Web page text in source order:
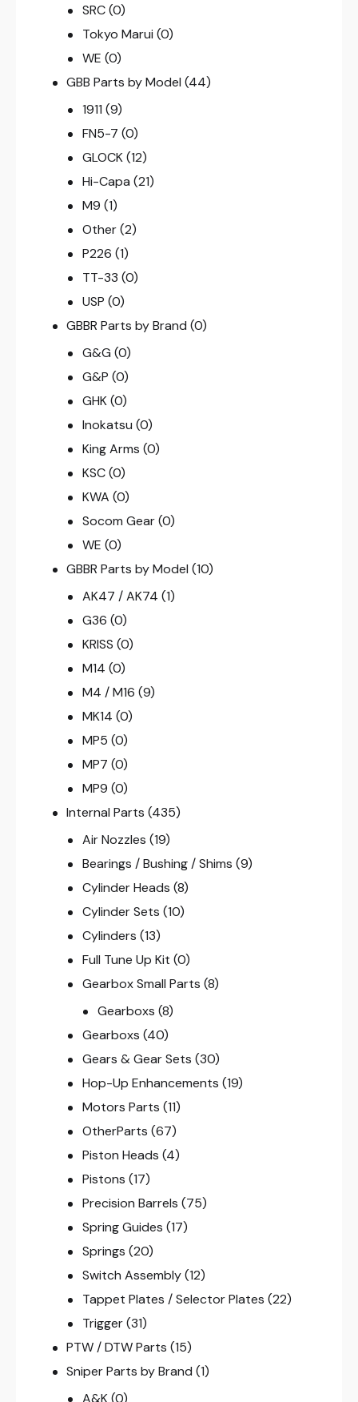
SRC (0)
Tokyo Marui (0)
WE (0)
GBB Parts by Model (44)
1911 (9)
FN5-7 (0)
GLOCK (12)
Hi-Capa (21)
M9 (1)
Other (2)
P226 (1)
TT-33 (0)
USP (0)
GBBR Parts by Brand (0)
G&G (0)
G&P (0)
GHK (0)
Inokatsu (0)
King Arms (0)
KSC (0)
KWA (0)
Socom Gear (0)
WE (0)
GBBR Parts by Model (10)
AK47 / AK74 (1)
G36 (0)
KRISS (0)
M14 (0)
M4 / M16 (9)
MK14 (0)
MP5 (0)
MP7 (0)
MP9 (0)
Internal Parts (435)
Air Nozzles (19)
Bearings / Bushing / Shims (9)
Cylinder Heads (8)
Cylinder Sets (10)
Cylinders (13)
Full Tune Up Kit (0)
Gearbox Small Parts (8)
Gearboxs (8)
Gearboxs (40)
Gears & Gear Sets (30)
Hop-Up Enhancements (19)
Motors Parts (11)
OtherParts (67)
Piston Heads (4)
Pistons (17)
Precision Barrels (75)
Spring Guides (17)
Springs (20)
Switch Assembly (12)
Tappet Plates / Selector Plates (22)
Trigger (31)
PTW / DTW Parts (15)
Sniper Parts by Brand (1)
A&K (0)